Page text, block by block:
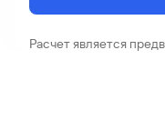
Расчет является